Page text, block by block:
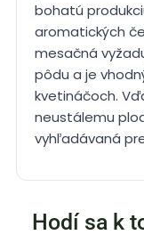
bohatú
aromatických
mesačná
pôdu a je
kvetináčoch.
neustálemu
vyhľadávaná
Hodí sa k